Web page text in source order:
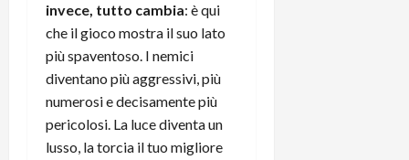
invece, tutto cambia: è qui
che il gioco mostra il suo lato
più spaventoso. I nemici
diventano più aggressivi, più
numerosi e decisamente più
pericolosi. La luce diventa un
lusso, la torcia il tuo migliore